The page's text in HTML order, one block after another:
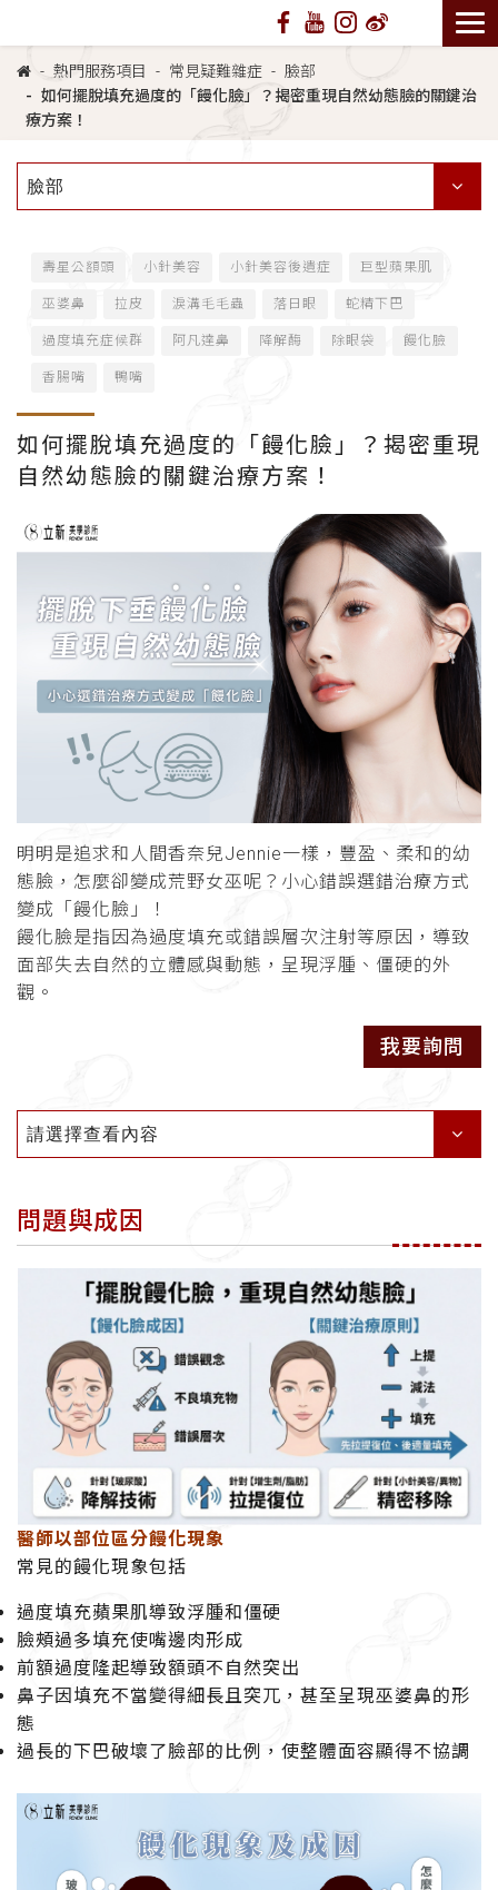
熱門服務項目 常見疑難雜症
臉部
如何擺脫填充過度的「饅化臉」？揭密重現自然幼態臉的關鍵治
療方案！
臉部
壽星公額頭 小針美容 小針美容後遺症 巨型蘋果肌
巫婆鼻 拉皮 淚溝毛毛蟲 落日眼 蛇精下巴
過度填充症候群 阿凡達鼻 降解酶 除眼袋 饅化臉
香腸嘴 鴨嘴
如何擺脫填充過度的「饅化臉」？揭密重現
自然幼態臉的關鍵治療方案！
明明是追求和人間香奈兒Jennie一樣，豐盈、柔和的幼
態臉，怎麼卻變成荒野女巫呢？小心錯誤選錯治療方式
變成「饅化臉」！
饅化臉是指因為過度填充或錯誤層次注射等原因，導致
面部失去自然的立體感與動態，呈現浮腫、僵硬的外
觀。
我要詢問
請選擇查看內容
問題與成因
醫師以部位區分饅化現象
常見的饅化現象包括
過度填充蘋果肌導致浮腫和僵硬
臉頰過多填充使嘴邊肉形成
前額過度隆起導致額頭不自然突出
鼻子因填充不當變得細長且突兀，甚至呈現巫婆鼻的形
態
過長的下巴破壞了臉部的比例，使整體面容顯得不協調